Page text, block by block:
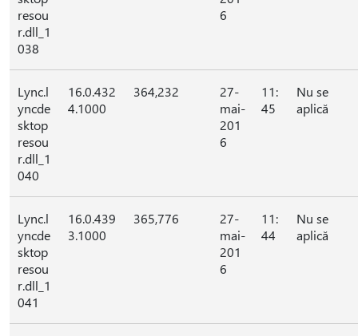
resou
r.dll_1
038
6
Lync.l
yncde
sktop
resou
r.dll_1
040
16.0.432
4.1000
364,232
27-
mai-
201
6
11:
45
Nu se
aplică
Lync.l
yncde
sktop
resou
r.dll_1
041
16.0.439
3.1000
365,776
27-
mai-
201
6
11:
44
Nu se
aplică